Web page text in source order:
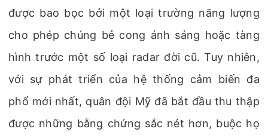
được bao bọc bởi một loại trường năng lượng
cho phép chúng bẻ cong ánh sáng hoặc tàng
hình trước một số loại radar đời cũ. Tuy nhiên,
với sự phát triển của hệ thống cảm biến đa
phổ mới nhất, quân đội Mỹ đã bắt đầu thu thập
được những bằng chứng sắc nét hơn, buộc họ